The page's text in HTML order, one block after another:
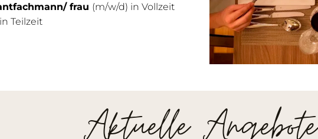
frau (m/w/d) in Vollzeit
Teilzeit
Aktuelle Angebote